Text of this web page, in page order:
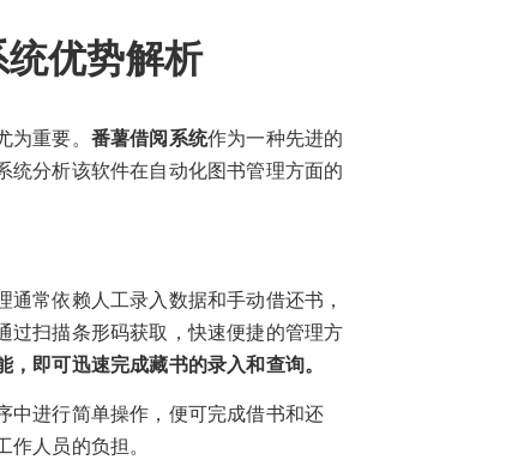
优势解析
重要。 番薯借阅系统作为一种先进的
统分析该软件在自动化图书管理方面的
常依赖人工录入数据和手动借还书，
过扫描条形码获取，快速便捷的管理方
即可迅速完成藏书的录入和查询。
中进行简单操作，便可完成借书和还
人员的负担。